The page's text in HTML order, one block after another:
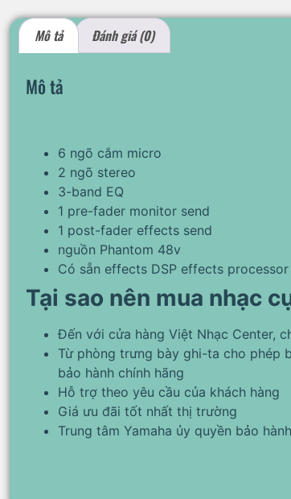
Mô tả Đánh giá (0)
Mô tả
6 ngõ cắm micro
2 ngõ stereo
3-band EQ
1 pre-fader monitor send
1 post-fader effects send
nguồn Phantom 48v
Có sẵn effects DSP effects processor
Tại sao nên mua nhạc
Đến với cửa hàng Việt Nhạc Center,
Từ phòng trưng bày ghi-ta cho phép
bảo hành chính hãng
Hỗ trợ theo yêu cầu của khách hàng
Giá ưu đãi tốt nhất thị trường
Trung tâm Yamaha ủy quyền bảo